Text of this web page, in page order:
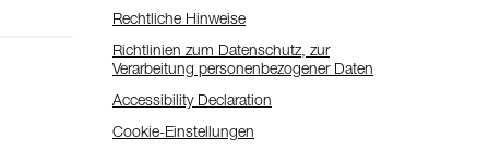
Rechtliche Hinweise
Richtlinien zum Datenschutz, zur
Verarbeitung personenbezogener Daten
Accessibility Declaration
Cookie-Einstellungen